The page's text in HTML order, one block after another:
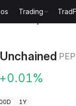
Trading
+0.01%
1Y